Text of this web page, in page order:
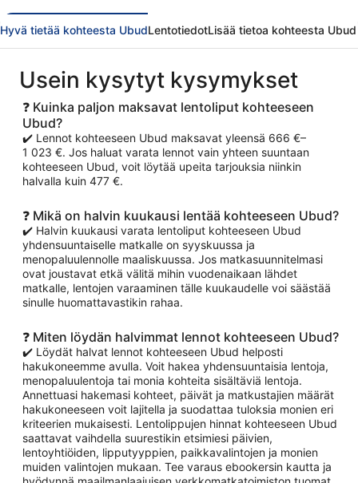
Hyvä tietää kohteesta UbudLentotiedotLisää tietoa kohteesta Ubud
Usein kysytyt kysymykset
❓ Kuinka paljon maksavat lentoliput kohteeseen
Ubud?
✔️ Lennot kohteeseen Ubud maksavat yleensä 666 €–
1 023 €. Jos haluat varata lennot vain yhteen suuntaan
kohteeseen Ubud, voit löytää upeita tarjouksia niinkin
halvalla kuin 477 €.
❓ Mikä on halvin kuukausi lentää kohteeseen Ubud?
✔️ Halvin kuukausi varata lentoliput kohteeseen Ubud
yhdensuuntaiselle matkalle on syyskuussa ja
menopaluulennolle maaliskuussa. Jos matkasuunnitelmasi
ovat joustavat etkä välitä mihin vuodenaikaan lähdet
matkalle, lentojen varaaminen tälle kuukaudelle voi säästää
sinulle huomattavastikin rahaa.
❓ Miten löydän halvimmat lennot kohteeseen Ubud?
✔️ Löydät halvat lennot kohteeseen Ubud helposti
hakukoneemme avulla. Voit hakea yhdensuuntaisia lentoja,
menopaluulentoja tai monia kohteita sisältäviä lentoja.
Annettuasi hakemasi kohteet, päivät ja matkustajien määrät
hakukoneeseen voit lajitella ja suodattaa tuloksia monien eri
kriteerien mukaisesti. Lentolippujen hinnat kohteeseen Ubud
saattavat vaihdella suurestikin etsimiesi päivien,
lentoyhtiöiden, lipputyyppien, paikkavalintojen ja monien
muiden valintojen mukaan. Tee varaus ebookersin kautta ja